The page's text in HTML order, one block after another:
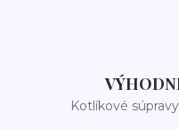
Kotlíkové